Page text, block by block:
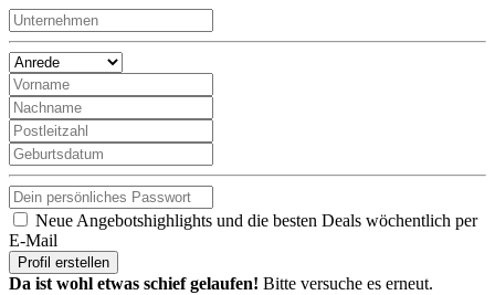
Neue Angebotshighlights und die besten Deals wöchentlich per
E-Mail
Profil erstellen
Da ist wohl etwas schief gelaufen! Bitte versuche es erneut.